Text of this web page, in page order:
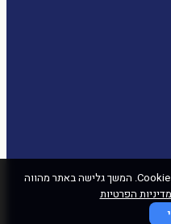
לידיעתך, באתר זה נעשה שימוש בקבצי Cookies. המשך גלישה באתר מהווה
הפרטיות